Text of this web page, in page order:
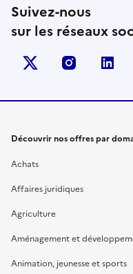
Suivez-nous
sur les réseaux
X instagram
Découvrir nos offres par
Achats
Affaires juridiques
Agriculture
Aménagement et
Animation, jeunesse et sports